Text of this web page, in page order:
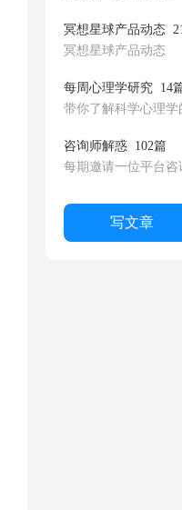
冥想星球产品动态
冥想星球产品动态
每周心理学研究 14
带你了解科学心理
咨询师解惑 102篇
每期邀请一位平台
写文章